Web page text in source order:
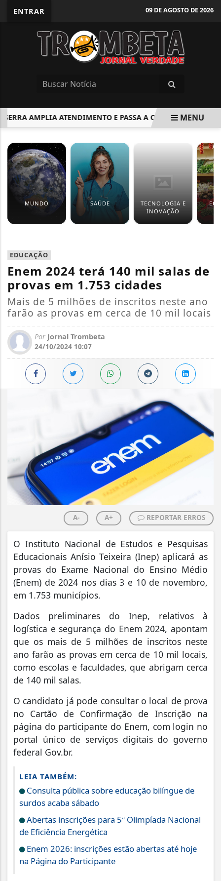
ENTRAR 09 DE AGOSTO DE 2026
AMPLIA ATENDIMENTO E PASSA A OFERECER SERVIÇO
MENU
MUNDO SAÚDE
TECNOLOGIA E
INOVAÇÃO
EDUCAÇÃO
Enem 2024 terá 140 mil salas de
provas em 1.753 cidades
Mais de 5 milhões de inscritos neste ano
farão as provas em cerca de 10 mil locais
Por Jornal Trombeta
24/10/2024 10:07
A- A+ REPORTAR ERROS
O Instituto Nacional de Estudos e Pesquisas
Educacionais Anísio Teixeira (Inep) aplicará as
provas do Exame Nacional do Ensino Médio
(Enem) de 2024 nos dias 3 e 10 de novembro,
em 1.753 municípios.
Dados preliminares do Inep, relativos à
logística e segurança do Enem 2024, apontam
que os mais de 5 milhões de inscritos neste
ano farão as provas em cerca de 10 mil locais,
como escolas e faculdades, que abrigam cerca
de 140 mil salas.
O candidato já pode consultar o local de prova
no Cartão de Confirmação de Inscrição na
página do participante do Enem, com login no
portal único de serviços digitais do governo
federal Gov.br.
LEIA TAMBÉM:
Consulta pública sobre educação bilíngue de
surdos acaba sábado
Abertas inscrições para 5ª Olimpíada Nacional
de Eficiência Energética
Enem 2026: inscrições estão abertas até hoje
na Página do Participante